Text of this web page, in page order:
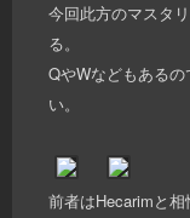
今回此方のマスタ
る。
QやWなどもある
い。
前者はHecarimと